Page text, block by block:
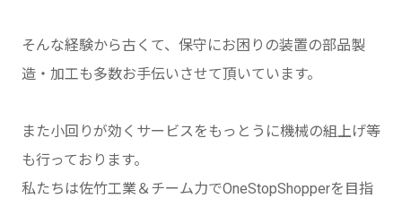
そんな経験から古くて、保守にお困りの装置の部品製
造・加工も多数お手伝いさせて頂いています。
また小回りが効くサービスをもっとうに機械の組上げ等
も行っております。
私たちは佐竹工業＆チーム力でOneStopShopperを目指